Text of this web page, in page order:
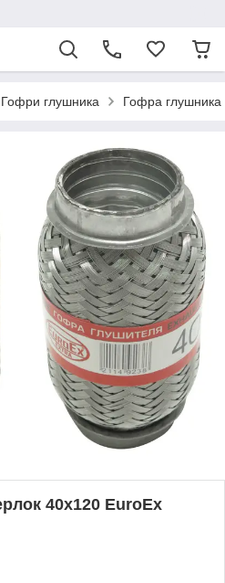
Гофри глушника Гофра глушника
40x120 EuroEx